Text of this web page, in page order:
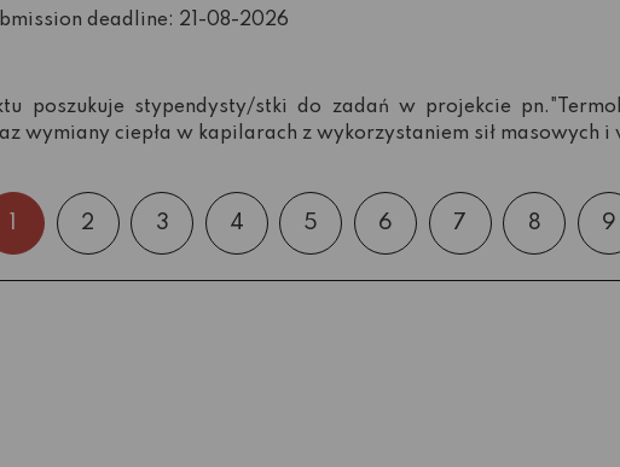
deadline: 21-08-2026
poszukuje stypendysty/stki do zadań w projekcie
wymiany ciepła w kapilarach z wykorzystaniem sił masowych
2 3 4 5 6 7 8 9